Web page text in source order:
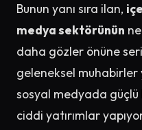
Bunun yanı sıra ilan,
medya sektörünün
daha gözler önüne
geleneksel muhabirler
sosyal medyada
ciddi yatırımlar